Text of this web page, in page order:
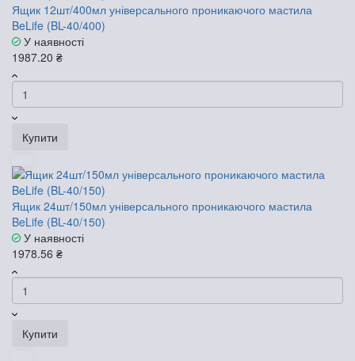
Ящик 12шт/400мл універсального проникаючого мастила
BeLife (BL-40/400)
У наявності
1987.20 ₴
Купити
Ящик 24шт/150мл універсального проникаючого мастила
BeLife (BL-40/150)
У наявності
1978.56 ₴
Купити